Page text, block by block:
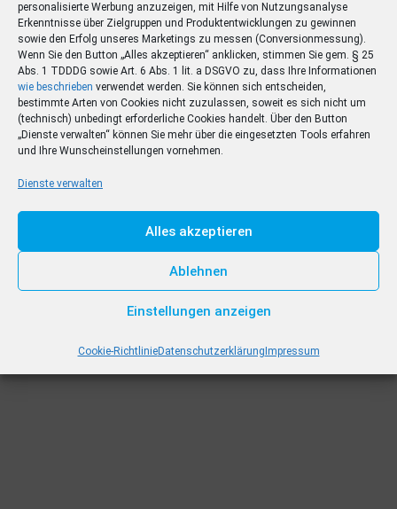
personalisierte Werbung anzuzeigen, mit Hilfe von Nutzungsanalyse
Erkenntnisse über Zielgruppen und Produktentwicklungen zu gewinnen
sowie den Erfolg unseres Marketings zu messen (Conversionmessung).
Wenn Sie den Button „Alles akzeptieren“ anklicken, stimmen Sie gem. § 25
Abs. 1 TDDDG sowie Art. 6 Abs. 1 lit. a DSGVO zu, dass Ihre Informationen
wie beschrieben verwendet werden. Sie können sich entscheiden,
bestimmte Arten von Cookies nicht zuzulassen, soweit es sich nicht um
(technisch) unbedingt erforderliche Cookies handelt. Über den Button
„Dienste verwalten“ können Sie mehr über die eingesetzten Tools erfahren
und Ihre Wunscheinstellungen vornehmen.
Dienste verwalten
Alles akzeptieren
Ablehnen
Einstellungen anzeigen
Cookie-RichtlinieDatenschutzerklärung Impressum
Vertrag widerrufen